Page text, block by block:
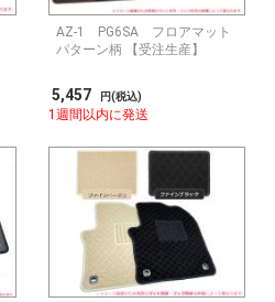
AZ-1 PG6SA フロアマット
パターン柄 【受注生産】
5,457 円(税込)
1週間以内に発送